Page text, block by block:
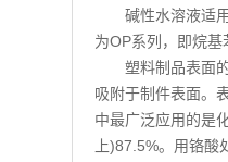
碱性水溶液适用
为OP系列，即烷基
塑料制品表面的
吸附于制件表面。
中最广泛应用的是
上)87.5%。用铬